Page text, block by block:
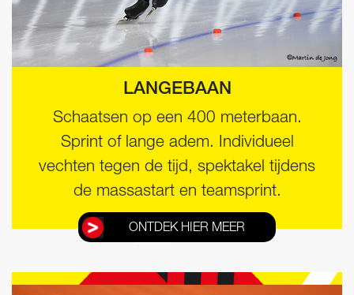
LANGEBAAN
Schaatsen op een 400 meterbaan.
Sprint of lange adem. Individueel
vechten tegen de tijd, spektakel tijdens
de massastart en teamsprint.
ONTDEK HIER MEER